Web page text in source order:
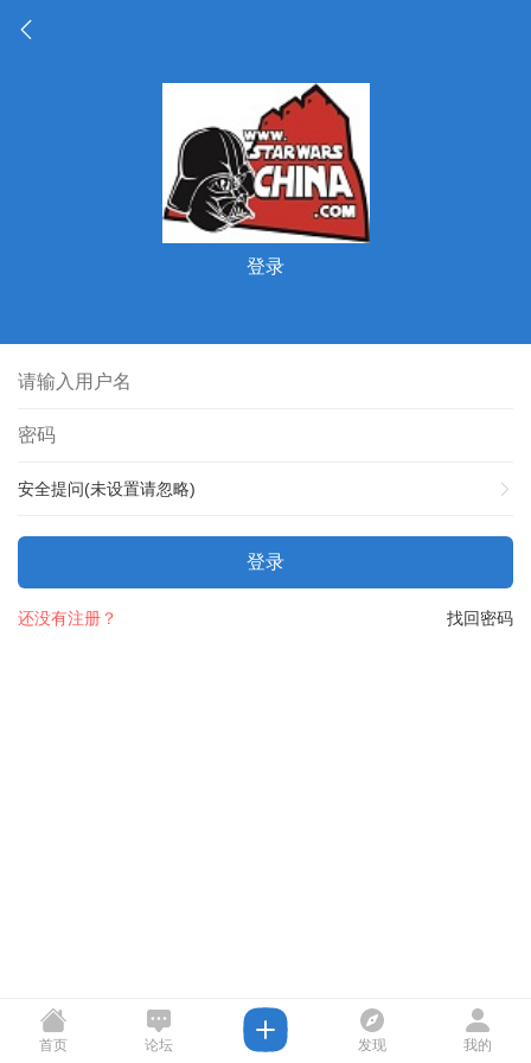
登录
安全提问(未设置请忽略)
登录
找回密码
还没有注册？
首页 论坛 发现 我的